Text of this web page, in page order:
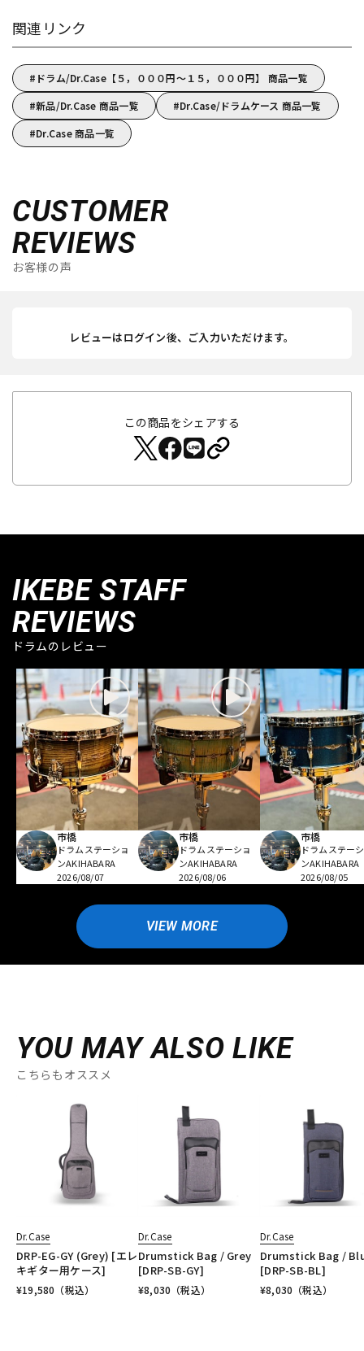
関連リンク
ドラム/Dr.Case【５，０００円～１５，０００円】 商品一覧
新品/Dr.Case 商品一覧
Dr.Case/ドラムケース 商品一覧
Dr.Case 商品一覧
CUSTOMER
REVIEWS
お客様の声
レビューはログイン後、ご入力いただけます。
この商品をシェアする
IKEBE STAFF
REVIEWS
ドラムのレビュー
市橋
ドラムステーショ
ンAKIHABARA
2026/08/07
市橋
ドラムステーショ
ンAKIHABARA
2026/08/06
市橋
ドラムステー
ンAKIHABARA
2026/08/05
VIEW MORE
YOU MAY ALSO LIKE
こちらもオススメ
Dr.Case
DRP-EG-GY (Grey) [エレ
キギター用ケース]
¥19,580 （税込）
Dr.Case
Drumstick Bag / Grey
[DRP-SB-GY]
¥8,030 （税込）
Dr.Case
Drumstick Bag /
[DRP-SB-BL]
¥8,030 （税込）